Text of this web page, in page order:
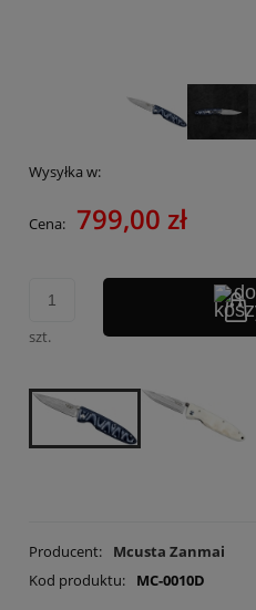
Wysyłka w:
Cena: 799,00 zł
szt.
Producent:
Mcusta Zanmai
Kod produktu:
MC-0010D